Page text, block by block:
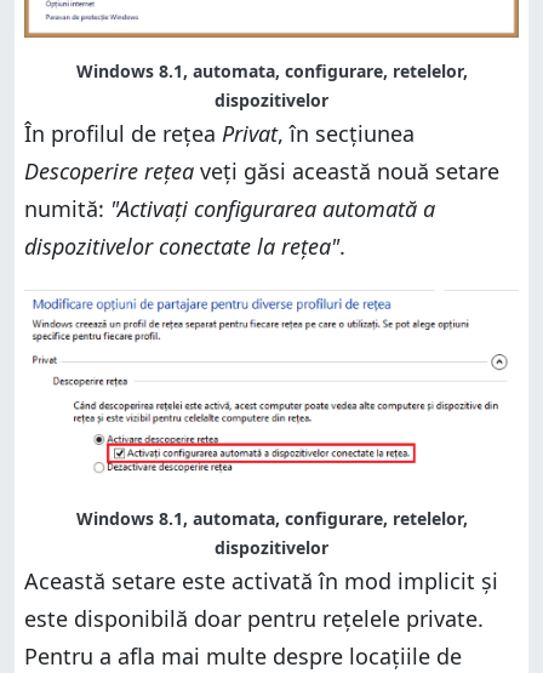
Windows 8.1, automata, configurare, retelelor,
dispozitivelor
În profilul de rețea Privat, în secțiunea
Descoperire rețea veți găsi această nouă setare
numită: "Activați configurarea automată a
dispozitivelor conectate la rețea".
Windows 8.1, automata, configurare, retelelor,
dispozitivelor
Această setare este activată în mod implicit și
este disponibilă doar pentru rețelele private.
Pentru a afla mai multe despre locațiile de